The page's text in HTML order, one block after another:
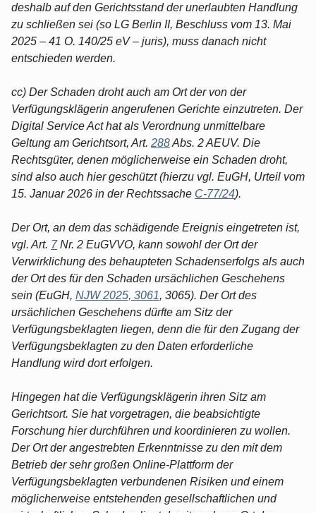
deshalb auf den Gerichtsstand der unerlaubten Handlung
zu schließen sei (so LG Berlin II, Beschluss vom 13. Mai
2025 – 41 O. 140/25 eV – juris), muss danach nicht
entschieden werden.
cc) Der Schaden droht auch am Ort der von der
Verfügungsklägerin angerufenen Gerichte einzutreten. Der
Digital Service Act hat als Verordnung unmittelbare
Geltung am Gerichtsort, Art. 288Abs. 2 AEUV. Die
Rechtsgüter, denen möglicherweise ein Schaden droht,
sind also auch hier geschützt (hierzu vgl. EuGH, Urteil vom
15. Januar 2026 in der Rechtssache C-77/24).
Der Ort, an dem das schädigende Ereignis eingetreten ist,
vgl. Art. 7Nr. 2 EuGVVO, kann sowohl der Ort der
Verwirklichung des behaupteten Schadenserfolgs als auch
der Ort des für den Schaden ursächlichen Geschehens
sein (EuGH, NJW 2025, 3061, 3065). Der Ort des
ursächlichen Geschehens dürfte am Sitz der
Verfügungsbeklagten liegen, denn die für den Zugang der
Verfügungsbeklagten zu den Daten erforderliche
Handlung wird dort erfolgen.
Hingegen hat die Verfügungsklägerin ihren Sitz am
Gerichtsort. Sie hat vorgetragen, die beabsichtigte
Forschung hier durchführen und koordinieren zu wollen.
Der Ort der angestrebten Erkenntnisse zu den mit dem
Betrieb der sehr großen Online-Plattform der
Verfügungsbeklagten verbundenen Risiken und einem
möglicherweise entstehenden gesellschaftlichen und